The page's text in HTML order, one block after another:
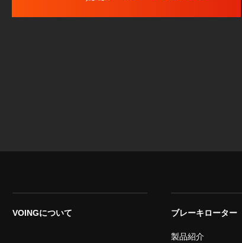
VOINGについて ブレーキローター
製品紹介